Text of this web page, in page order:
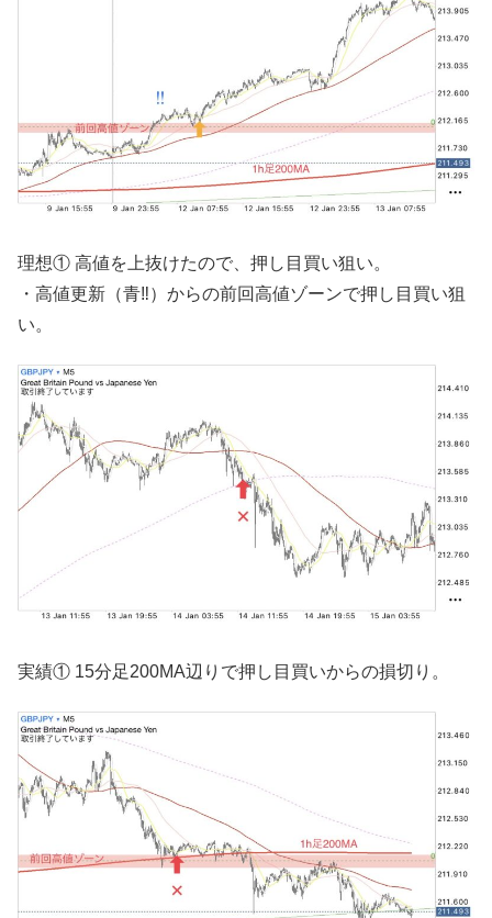
理想① 高値を上抜けたので、押し目買い狙い。
・高値更新（青‼︎）からの前回高値ゾーンで押し目買い狙
い。
実績① 15分足200MA辺りで押し目買いからの損切り。